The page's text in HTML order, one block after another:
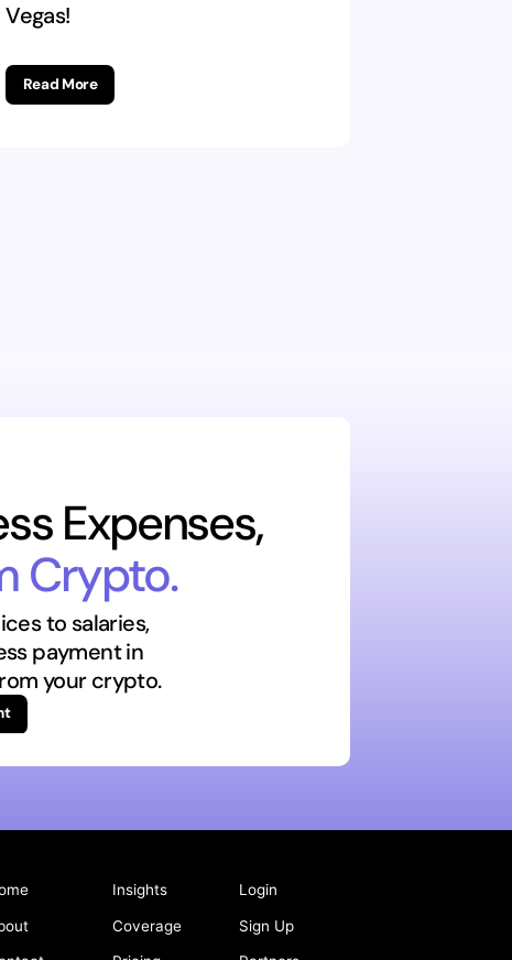
Vegas!
Read More
Expenses,
Crypto.
to salaries,
payment in
your crypto.
Insights Login
Coverage Sign Up